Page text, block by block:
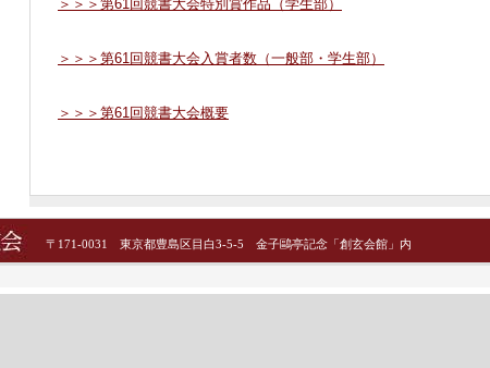
＞＞＞第61回競書大会特別賞作品（学生部）
＞＞＞第61回競書大会入賞者数（一般部・学生部）
＞＞＞第61回競書大会概要
〒171-0031 東京都豊島区目白3-5-5 金子鷗亭記念「創玄会館」内